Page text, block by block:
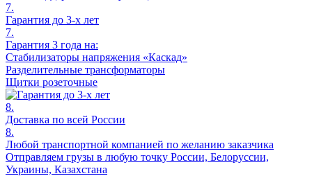
7.
Гарантия до 3-х лет
7.
Гарантия 3 года на:
Стабилизаторы напряжения «Каскад»
Разделительные трансформаторы
Щитки розеточные
8.
Доставка по всей России
8.
Любой транспортной компанией по желанию заказчика
Отправляем грузы в любую точку России, Белоруссии,
Украины, Казахстана